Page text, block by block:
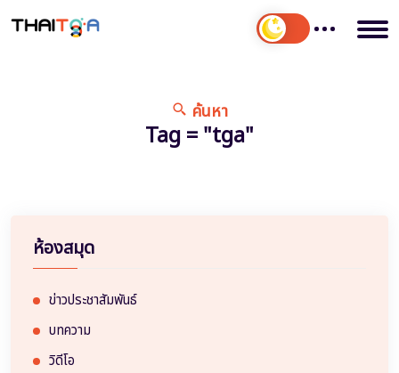
ค้นหา
Tag = "tga"
ห้องสมุด
ข่าวประชาสัมพันธ์
บทความ
วิดีโอ